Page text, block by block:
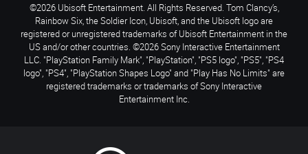
©2026 Ubisoft Entertainment. All Rights Reserved. Tom Clancy’s,
Rainbow Six, the Soldier Icon, Ubisoft, and the Ubisoft logo are
registered or unregistered trademarks of Ubisoft Entertainment in the
US and/or other countries. ©2026 Sony Interactive Entertainment
LLC. "PlayStation Family Mark", "PlayStation", "PS5 logo", "PS5", "PS4
logo", "PS4", "PlayStation Shapes Logo" and "Play Has No Limits" are
registered trademarks or trademarks of Sony Interactive
Entertainment Inc.